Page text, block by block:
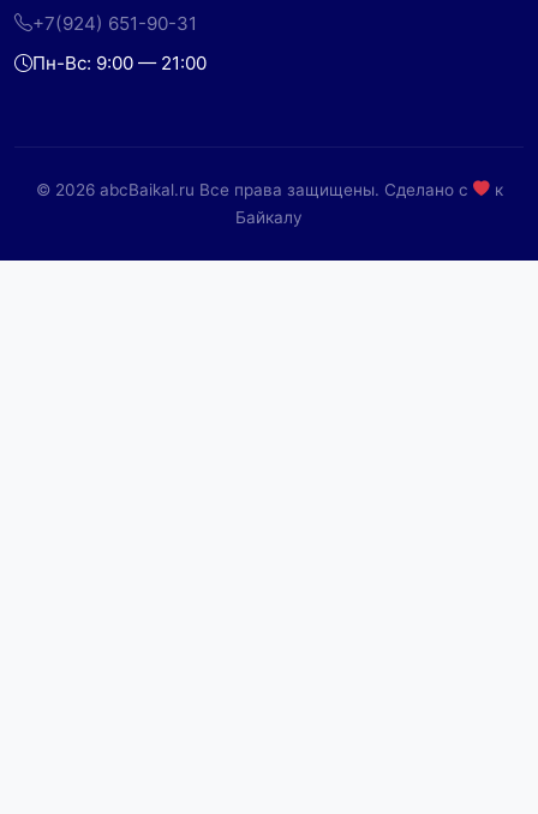
+7(924) 651-90-31
Пн-Вс: 9:00 — 21:00
© 2026 abcBaikal.ru Все права защищены. Сделано с
к
Байкалу